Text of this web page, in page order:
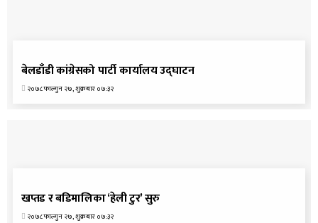
बेलडाँडी कांग्रेसको पार्टी कार्यालय उद्घाटन
२०७८ फाल्गुन २७, शुक्रबार ०७:३२
खप्तड र बडिमालिका ‘हेली टुर’ सुरु
२०७८ फाल्गुन २७, शुक्रबार ०७:३२